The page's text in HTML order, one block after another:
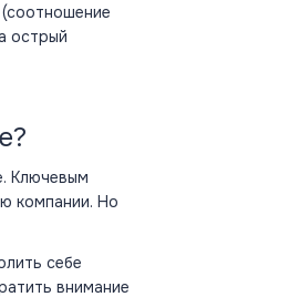
острый
Ключевым
компании. Но
себе
внимание